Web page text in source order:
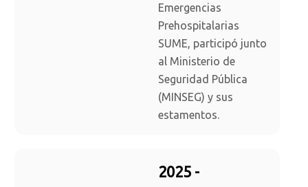
Emergencias
Prehospitalarias
SUME, participó junto
al Ministerio de
Seguridad Pública
(MINSEG) y sus
estamentos.
2025 -